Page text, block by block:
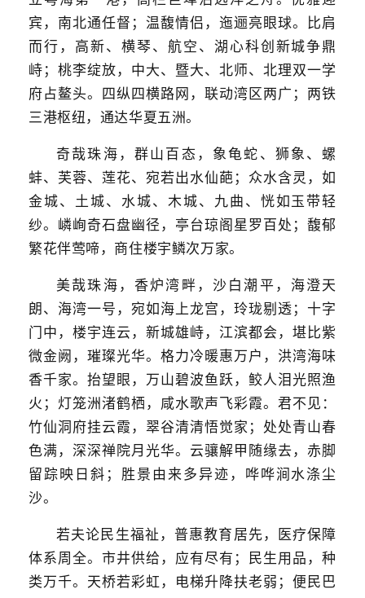
宾，南北通任督；温馥情侣，迤逦亮眼球。比肩
而行，高新、横琴、航空、湖心科创新城争鼎
峙；桃李绽放，中大、暨大、北师、北理双一学
府占鳌头。四纵四横路网，联动湾区两广；两铁
三港枢纽，通达华夏五洲。
奇哉珠海，群山百态，象龟蛇、狮象、螺
蚌、芙蓉、莲花、宛若出水仙葩；众水含灵，如
金城、土城、水城、木城、九曲、恍如玉带轻
纱。嶙峋奇石盘幽径，亭台琼阁星罗百处；馥郁
繁花伴莺啼，商住楼宇鳞次万家。
美哉珠海，香炉湾畔，沙白潮平，海澄天
朗、海湾一号，宛如海上龙宫，玲珑剔透；十字
门中，楼宇连云，新城雄峙，江滨都会，堪比紫
微金阙，璀璨光华。格力冷暖惠万户，洪湾海味
香千家。抬望眼，万山碧波鱼跃，鲛人泪光照渔
火；灯笼洲渚鹤栖，咸水歌声飞彩霞。君不见：
竹仙洞府挂云霞，翠谷清清悟觉家；处处青山春
色满，深深禅院月光华。云骧解甲随缘去，赤脚
留踪映日斜；胜景由来多异迹，哗哗涧水涤尘
沙。
若夫论民生福祉，普惠教育居先，医疗保障
体系周全。市井供给，应有尽有；民生用品，种
类万千。天桥若彩虹，电梯升降扶老弱；便民巴